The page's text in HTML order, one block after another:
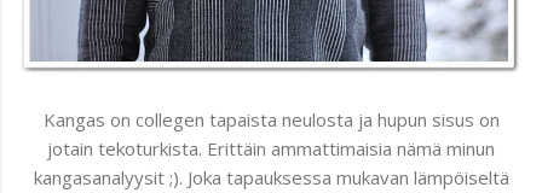
Kangas on collegen tapaista neulosta ja hupun sisus on
jotain tekoturkista. Erittäin ammattimaisia nämä minun
kangasanalyysit ;). Joka tapauksessa mukavan lämpöiseltä